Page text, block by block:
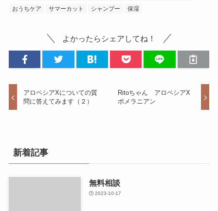
おうちケア
サマーカット シャンプー 保湿
よかったらシェアしてね！
アロペシアXについての質
問に答えてみます（２）
Ritoちゃん アロペシアX
ポメラニアン
新着記事
無料相談
2023-10-17